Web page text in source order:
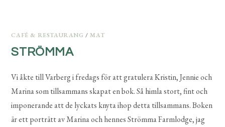
CAFÉ & RESTAURANG /MAT
STRÖMMA
Vi åkte till Varberg i fredags för att gratulera Kristin, Jennie och
Marina som tillsammans skapat en bok. Så himla stort, fint och
imponerande att de lyckats knyta ihop detta tillsammans. Boken
är ett porträtt av Marina och hennes Strömma Farmlodge, jag